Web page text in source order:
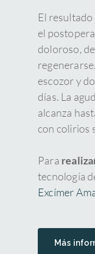
El
el
doloroso,
escozor y
días. La
alcanza
con colirios
Para
tecnología
Excímer
Más